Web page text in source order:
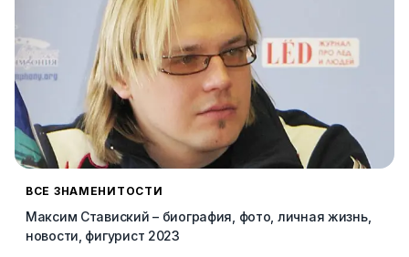
ВСЕ ЗНАМЕНИТОСТИ
Максим Ставиский – биография, фото, личная жизнь,
новости, фигурист 2023